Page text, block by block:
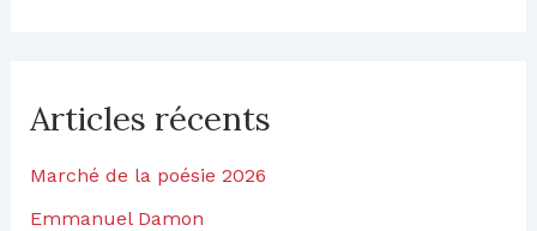
Articles récents
Marché de la poésie 2026
Emmanuel Damon